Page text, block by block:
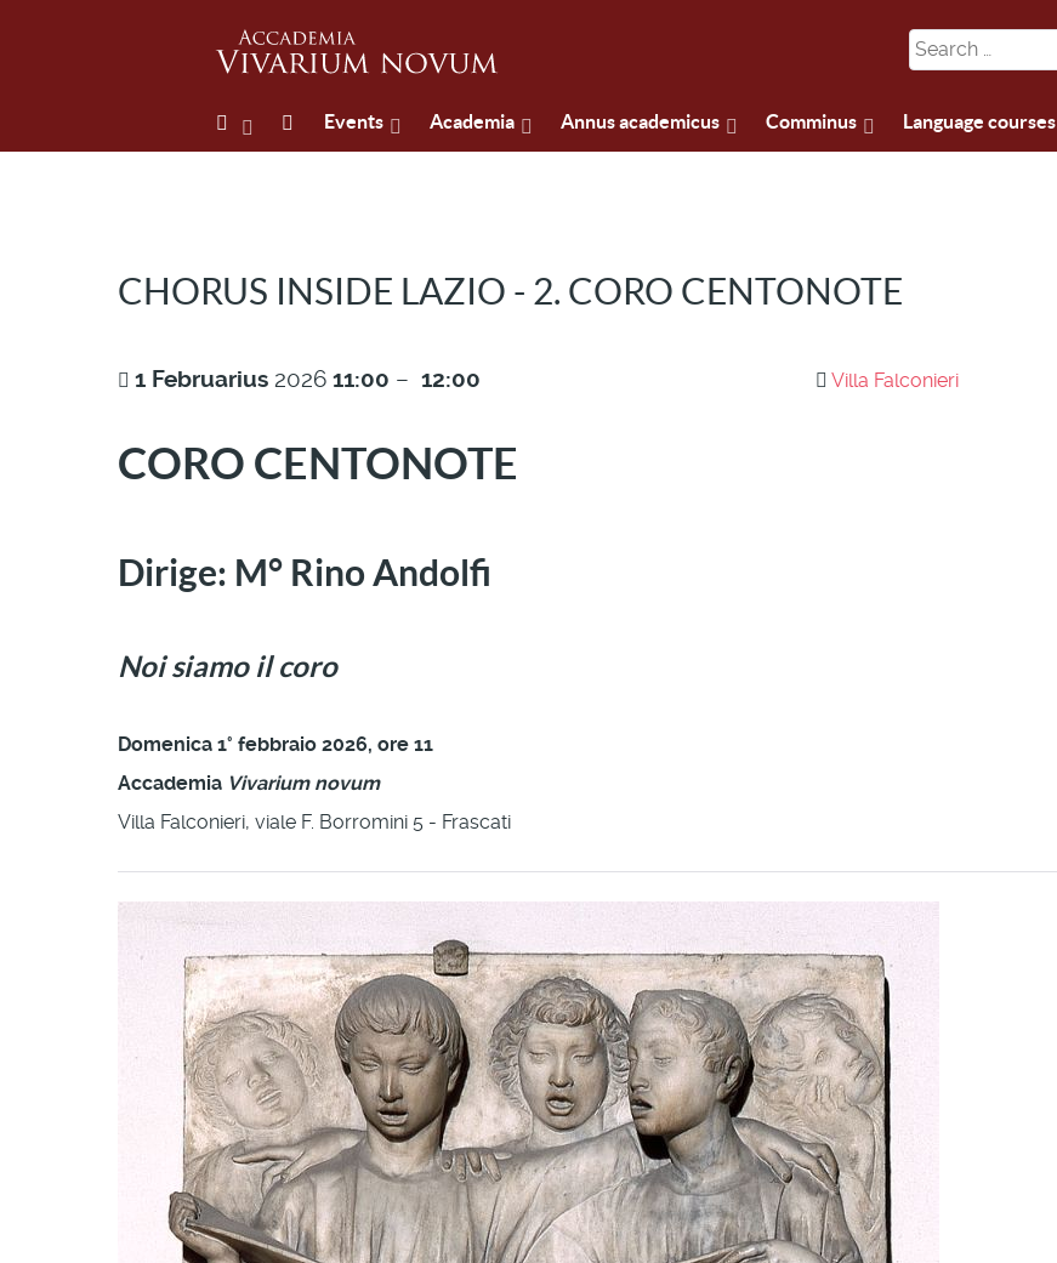
Events Academia Annus academicus Comminus Language courses
CHORUS INSIDE LAZIO - 2. CORO CENTONOTE
1 Februarius 2026 11:00 – 12:00 Villa Falconieri
CORO CENTONOTE
Dirige: M° Rino Andolfi
Noi siamo il coro
Domenica 1° febbraio 2026, ore 11
Accademia Vivarium novum
Villa Falconieri, viale F. Borromini 5 - Frascati